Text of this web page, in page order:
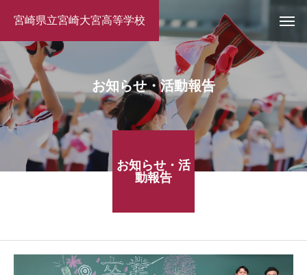
宮崎県立宮崎大宮高等学校
お知らせ・活動報告
お知らせ・活
動報告